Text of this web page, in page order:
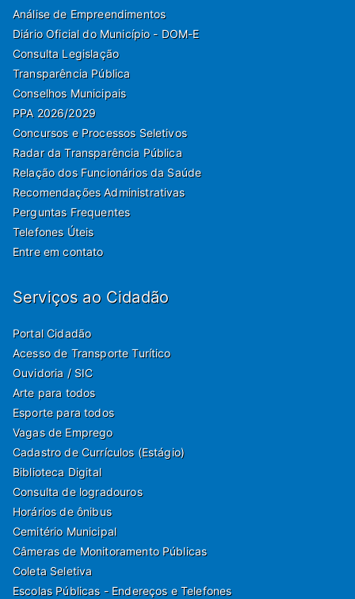
Análise de Empreendimentos
Diário Oficial do Município - DOM-E
Consulta Legislação
Transparência Pública
Conselhos Municipais
PPA 2026/2029
Concursos e Processos Seletivos
Radar da Transparência Pública
Relação dos Funcionários da Saúde
Recomendações Administrativas
Perguntas Frequentes
Telefones Úteis
Entre em contato
Serviços ao Cidadão
Portal Cidadão
Acesso de Transporte Turítico
Ouvidoria / SIC
Arte para todos
Esporte para todos
Vagas de Emprego
Cadastro de Currículos (Estágio)
Biblioteca Digital
Consulta de logradouros
Horários de ônibus
Cemitério Municipal
Câmeras de Monitoramento Públicas
Coleta Seletiva
Escolas Públicas - Endereços e Telefones